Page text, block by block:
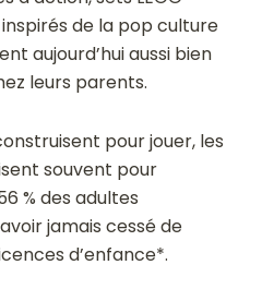
de la pop culture
aujourd’hui aussi bien
leurs parents.
pour jouer, les
souvent pour
% des adultes
jamais cessé de
d’enfance*.